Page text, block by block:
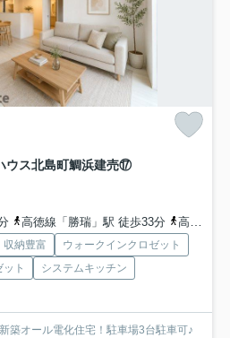
ウス北島町鯛浜建売⑰
高徳線「勝瑞」駅 徒歩33分 高徳線「佐古」駅 徒歩69分
収納豊富
ウォークインクロゼット
ト
システムキッチン
築オール電化住宅！駐車場3台駐車可♪